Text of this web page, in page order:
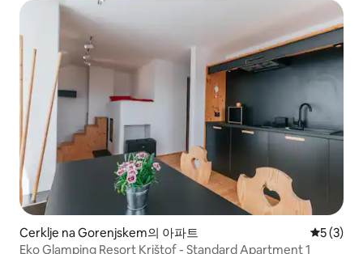
Cerklje na Gorenjskem의 아파트 평점 5점
5 (3)
Eko Glamping Resort Krištof - Standard Apartment 1